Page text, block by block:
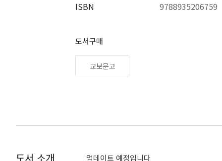
ISBN
9788935206759
도서구매
교보문고
도서 소개 업데이트 예정입니다